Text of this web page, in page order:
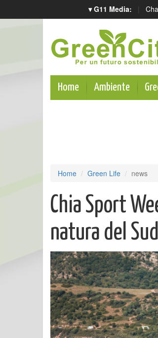
▾ G11 Media: |
Home Ambiente
Home Green Life news
Chia Sport
natura del